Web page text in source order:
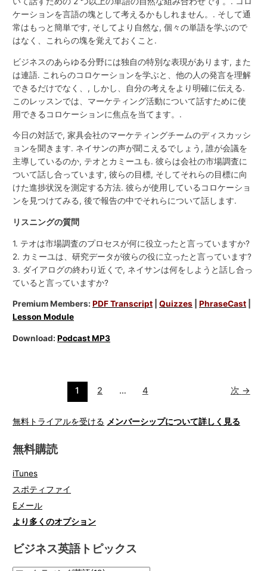
ケーションを言語の塊として考えるかもしれません。. そして通
常はもっと簡単です, そしてより自然な, 個々の単語を学ぶので
はなく、これらの塊を覚えておくこと.
ビジネスのあらゆる分野には独自の特別な表現があります, また
は連語. これらのコロケーションを学ぶと、他の人の発言を理解
できるだけでなく、, しかし、自分の考えをより明確に伝える.
このレッスンでは、マーケティング活動について話すために使
用できるコロケーションに焦点を当てます。.
今日の対話で, 家具会社のマーケティングチームのディスカッシ
ョンを聞きます. ネイサンの声が聞こえるでしょう, 誰が会議を
主導しているのか, テオとカミーユも. 彼らは会社の市場調査に
ついて話し合っています, 彼らの目標, そしてそれらの目標に向
けた進捗状況を測定する方法. 彼らが使用しているコロケーショ
ンを見つけてみる, 後で報告の中でそれらについて話します.
リスニングの質問
1. テオは市場調査のプロセスが何に役立ったと言っていますか?
2. カミーユは、研究データが彼らの役に立ったと言っています?
3. ダイアログの終わり近くで, ネイサンは何をしようと話し合っ
ていると言っていますか?
Premium Members:PDF Transcript |Quizzes |PhraseCast
Lesson Module
Download:Podcast MP3
1 2 … 4 次 →
無料トライアルを受ける メンバーシップについて詳しく見る
無料購読
iTunes
スポティファイ
Eメール
より多くのオプション
ビジネス英語トピックス